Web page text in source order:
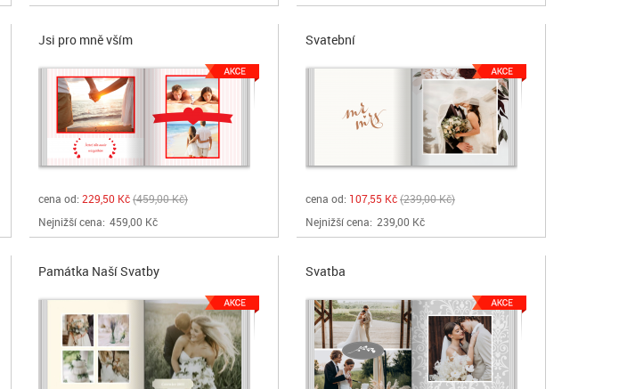
Jsi pro mně vším
cena od: 229,50 Kč 459,00 Kč
Nejnižší cena: 459,00 Kč
Svatební
cena od: 107,55 Kč 239,00 Kč
Nejnižší cena: 239,00 Kč
Památka Naší Svatby Svatba